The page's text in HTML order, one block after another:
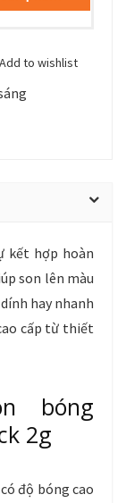
Add to wishlist
kết hợp hoàn
son lên màu
hay nhanh
cấp từ thiết
bóng
2g
độ bóng cao